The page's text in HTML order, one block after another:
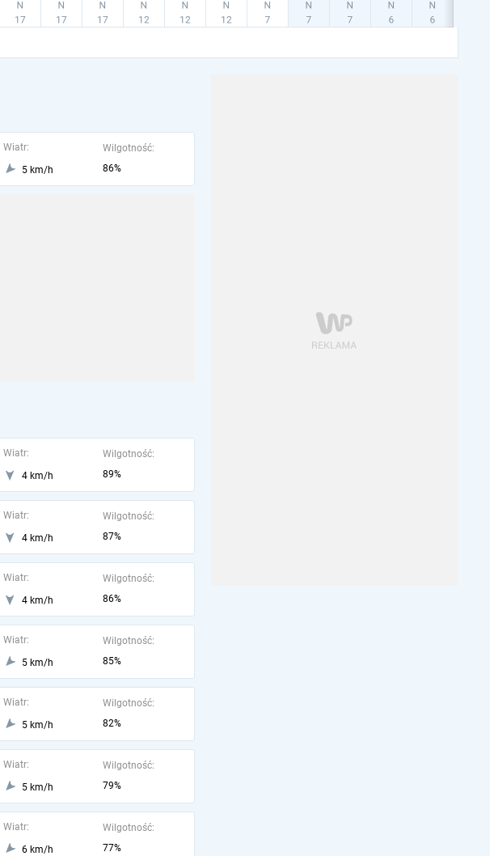
Wiatr:
5 km/h
Wilgotność:
86%
Wiatr:
4 km/h
Wilgotność:
89%
Wiatr:
4 km/h
Wilgotność:
87%
Wiatr:
4 km/h
Wilgotność:
86%
Wiatr:
5 km/h
Wilgotność:
85%
Wiatr:
5 km/h
Wilgotność:
82%
Wiatr:
5 km/h
Wilgotność:
79%
Wiatr:
6 km/h
Wilgotność:
77%